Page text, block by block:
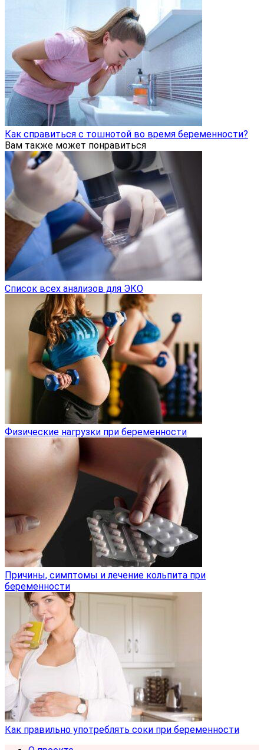
Как справиться с тошнотой во время беременности?
Вам также может понравиться
Список всех анализов для ЭКО
Физические нагрузки при беременности
Причины, симптомы и лечение кольпита при
беременности
Как правильно употреблять соки при беременности